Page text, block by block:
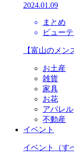
2024.01.09
まとめ
ビュー
【富山のメ
お土産
雑貨
家具
お花
アパレル
不動産
イベント
イベント （す